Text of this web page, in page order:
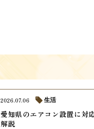
愛知県のエアコン設置に対
解説
2026.07.06 生活